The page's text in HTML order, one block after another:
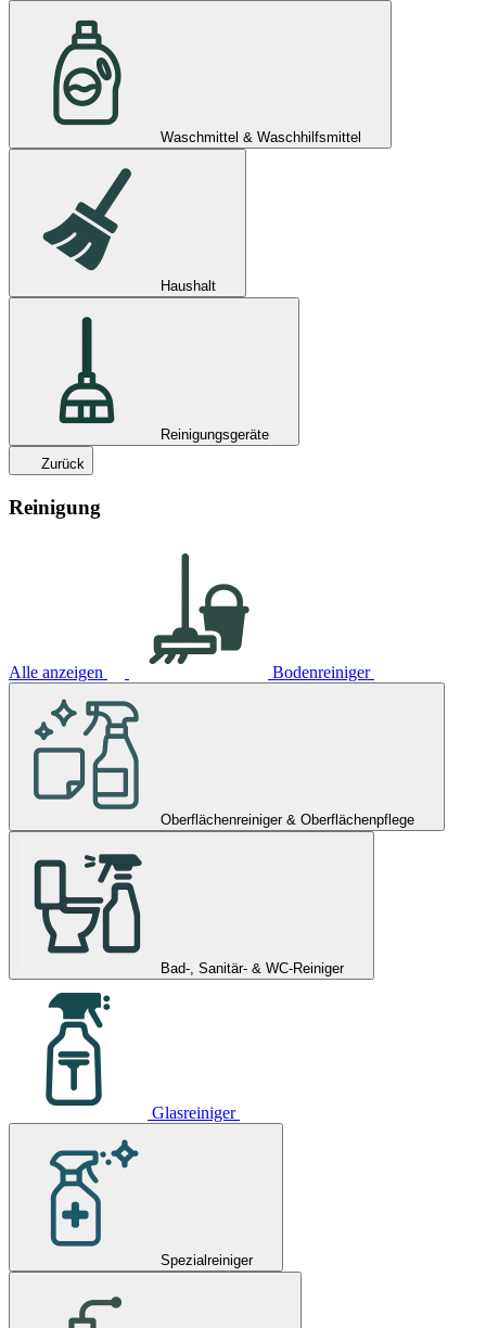
Waschmittel & Waschhilfsmittel
Haushalt
Reinigungsgeräte
Zurück
Reinigung
Alle anzeigen Bodenreiniger
Oberflächenreiniger & Oberflächenpflege
Bad-, Sanitär- & WC-Reiniger
Glasreiniger
Spezialreiniger